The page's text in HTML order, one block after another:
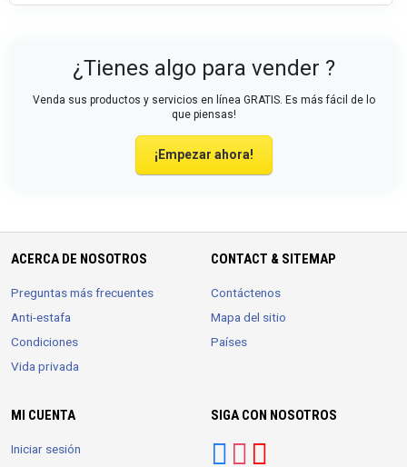
¿Tienes algo para vender ?
Venda sus productos y servicios en línea GRATIS. Es más fácil de lo
que piensas!
¡Empezar ahora!
ACERCA DE NOSOTROS
Preguntas más frecuentes
Anti-estafa
Condiciones
Vida privada
CONTACT & SITEMAP
Contáctenos
Mapa del sitio
Países
MI CUENTA
Iniciar sesión
SIGA CON NOSOTROS